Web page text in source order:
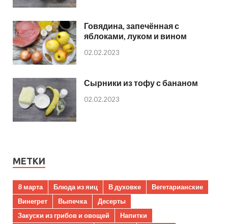
Говядина, запечённая с
яблоками, луком и вином
02.02.2023
Сырники из тофу с бананом
02.02.2023
МЕТКИ
8 марта Блюда из яиц В духовке
Вегетарианские
Винегрет
Выпечка
Десерты
Закуски из грибов и овощей
Напитки